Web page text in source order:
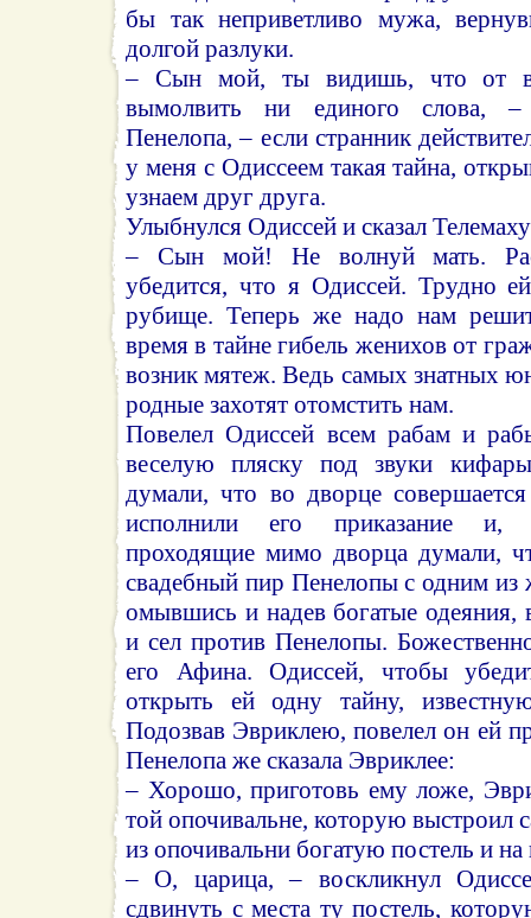
бы так неприветливо мужа,
долгой разлуки.
– Сын мой, ты видишь, что от
вымолвить ни единого слова, –
Пенелопа, – если странник
у меня с Одиссеем такая тайна,
узнаем друг друга.
Улыбнулся Одиссей и сказал
– Сын мой! Не волнуй мать.
убедится, что я Одиссей. Трудно
рубище. Теперь же надо нам
время в тайне гибель женихов от
возник мятеж. Ведь самых знатных
родные захотят отомстить нам.
Повелел Одиссей всем рабам и
веселую пляску под звуки
думали, что во дворце совершается
исполнили его приказание и,
проходящие мимо дворца думали,
свадебный пир Пенелопы с одним из
омывшись и надев богатые одеяния,
и сел против Пенелопы.
его Афина. Одиссей, чтобы
открыть ей одну тайну,
Подозвав Эвриклею, повелел он ей
Пенелопа же сказала Эвриклее:
– Хорошо, приготовь ему ложе,
той опочивальне, которую выстроил
из опочивальни богатую постель и
– О, царица, – воскликнул
сдвинуть с места ту постель,